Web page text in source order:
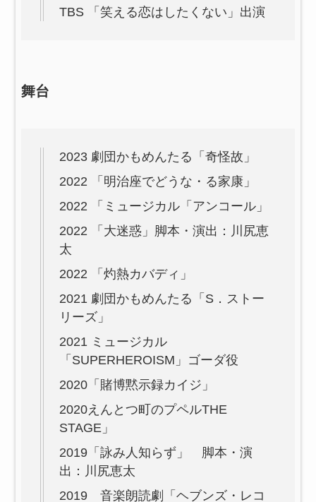
TBS 「笑える恋はしたくない」出演
舞台
2023 劇団かもめんたる「奇怪故」
2022 「明治座でどうな・る家康」
2022 「ミュージカル「アンコール」
2022 「大迷惑」脚本・演出：川尻恵
太
2022 「灼熱カバディ」
2021 劇団かもめんたる「S．ストー
リーズ」
2021 ミュージカル
「SUPERHEROISM」ゴーダ役
2020「賭博黙示録カイジ」
2020えんとつ町のプペルTHE
STAGE」
2019「詠み人知らず」 脚本・演
出：川尻恵太
2019 音楽朗読劇「ヘブンズ・レコ